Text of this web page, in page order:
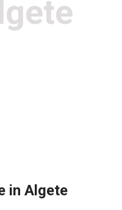
in Algete